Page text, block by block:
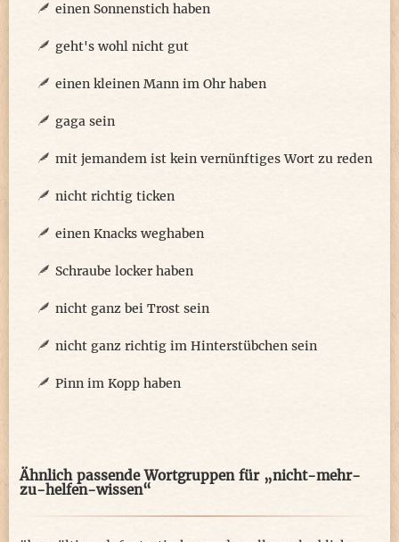
einen Sonnenstich haben
geht's wohl nicht gut
einen kleinen Mann im Ohr haben
gaga sein
mit jemandem ist kein vernünftiges Wort zu reden
nicht richtig ticken
einen Knacks weghaben
Schraube locker haben
nicht ganz bei Trost sein
nicht ganz richtig im Hinterstübchen sein
Pinn im Kopp haben
Ähnlich passende Wortgruppen für „nicht-mehr-
zu-helfen-wissen“